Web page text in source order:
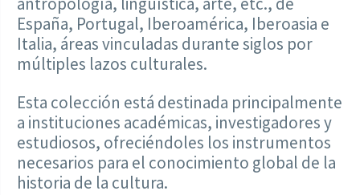
España, Portugal, Iberoamérica, Iberoasia e
Italia, áreas vinculadas durante siglos por
múltiples lazos culturales.
Esta colección está destinada principalmente
a instituciones académicas, investigadores y
estudiosos, ofreciéndoles los instrumentos
necesarios para el conocimiento global de la
historia de la cultura.